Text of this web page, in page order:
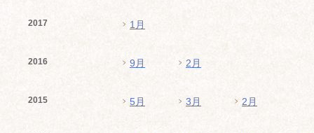
2017 1月
2016 9月 2月
2015 5月 3月 2月